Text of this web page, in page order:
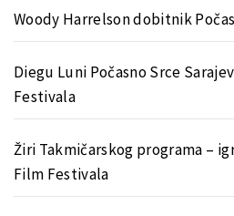
Woody Harrelson dobitnik
Diegu Luni Počasno Srce
Festivala
Žiri Takmičarskog programa –
Film Festivala